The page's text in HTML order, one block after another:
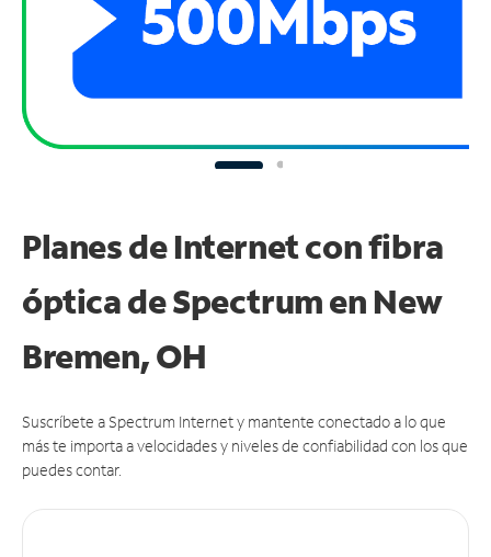
Planes de Internet con fibra
óptica de Spectrum en New
Bremen, OH
Suscríbete a Spectrum Internet y mantente conectado a lo que
más te importa a velocidades y niveles de confiabilidad con los que
puedes contar.